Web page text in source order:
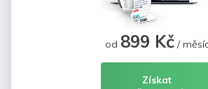
od 899 Kč/
Získat